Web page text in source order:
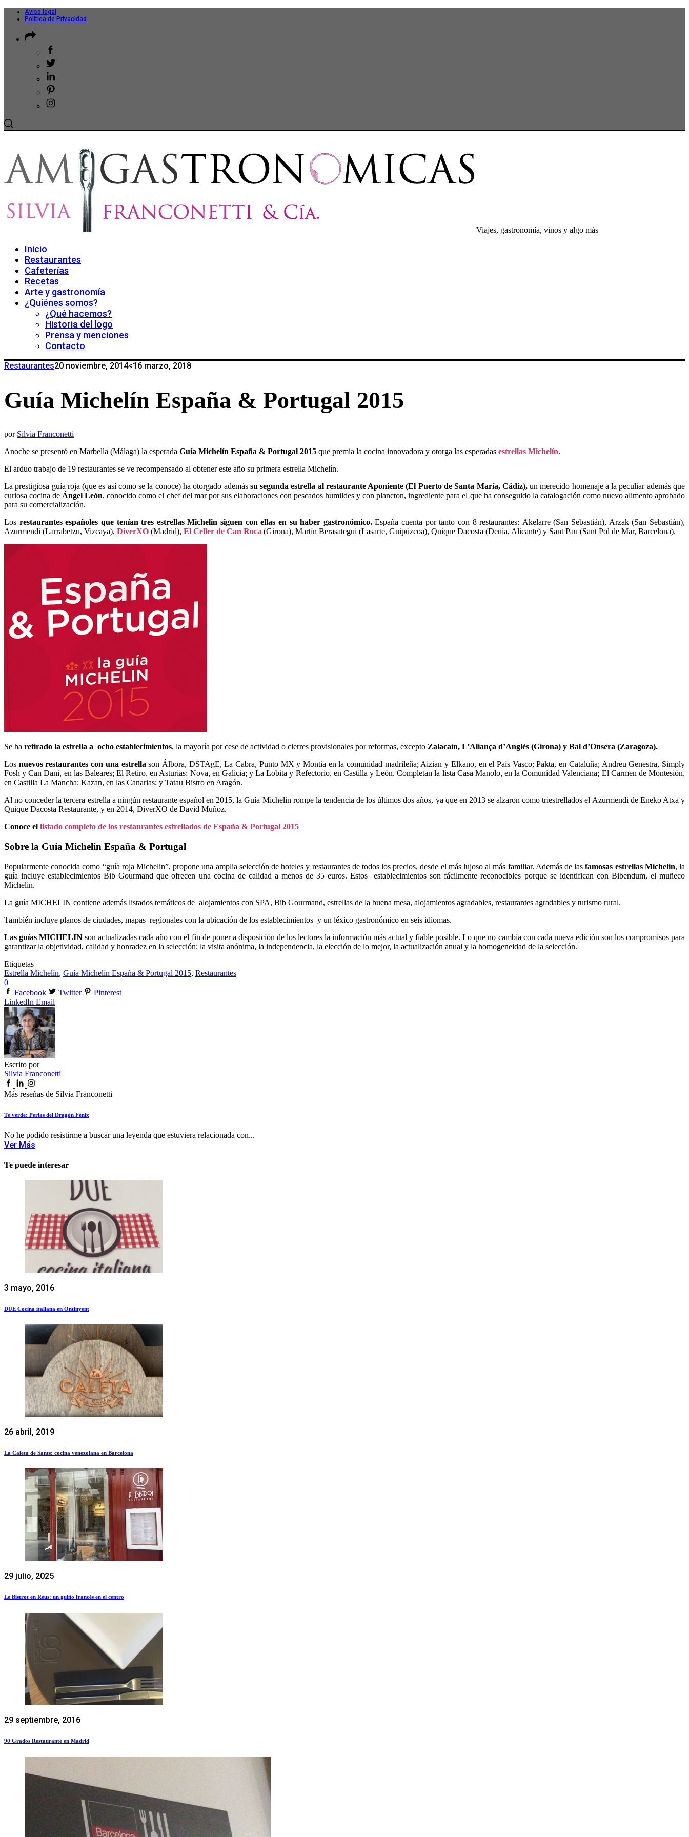
Aviso legal
Política de Privacidad
Viajes, gastronomía, vinos y algo más
Inicio
Restaurantes
Cafeterías
Recetas
Arte y gastronomía
¿Quiénes somos?
¿Qué hacemos?
Historia del logo
Prensa y menciones
Contacto
Restaurantes20 noviembre, 2014<16 marzo, 2018
Guía Michelín España & Portugal 2015
por Silvia Franconetti
Anoche se presentó en Marbella (Málaga) la esperada Guía Michelín España & Portugal 2015 que premia la cocina innovadora y otorga las esperadas estrellas Michelín.
El arduo trabajo de 19 restaurantes se ve recompensado al obtener este año su primera estrella Michelín.
La prestigiosa guía roja (que es así como se la conoce) ha otorgado ademássu segunda estrella al restaurante Aponiente (El Puerto de Santa María, Cádiz),un merecido homenaje a la peculiar además que
curiosa cocina de Ángel León, conocido como el chef del mar por sus elaboraciones con pescados humildes y con plancton, ingrediente para el que ha conseguido la catalogación como nuevo alimento aprobado
para su comercialización.
Los restaurantes españoles que tenían tres estrellas Michelin siguen con ellas en su haber gastronómico.España cuenta por tanto con 8 restaurantes: Akelarre (San Sebastián), Arzak (San Sebastián),
Azurmendi (Larrabetzu, Vizcaya), DiverXO (Madrid), El Celler de Can Roca (Girona), Martín Berasategui (Lasarte, Guipúzcoa), Quique Dacosta (Denia, Alicante) y Sant Pau (Sant Pol de Mar, Barcelona).
Se ha retirado la estrella a ocho establecimientos, la mayoría por cese de actividad o cierres provisionales por reformas, excepto Zalacaín, L’Aliança d’Anglès (Girona) y Bal d’Onsera (Zaragoza).
Los nuevos restaurantes con una estrella son Álbora, DSTAgE, La Cabra, Punto MX y Montia en la comunidad madrileña; Aizian y Elkano, en el País Vasco; Pakta, en Cataluña; Andreu Genestra, Simply
Fosh y Can Dani, en las Baleares; El Retiro, en Asturias; Nova, en Galicia; y La Lobita y Refectorio, en Castilla y León. Completan la lista Casa Manolo, en la Comunidad Valenciana; El Carmen de Montesión,
en Castilla La Mancha; Kazan, en las Canarias; y Tatau Bistro en Aragón.
Al no conceder la tercera estrella a ningún restaurante español en 2015, la Guía Michelin rompe la tendencia de los últimos dos años, ya que en 2013 se alzaron como triestrellados el Azurmendi de Eneko Atxa y
Quique Dacosta Restaurante, y en 2014, DiverXO de David Muñoz.
Conoce el listado completo de los restaurantes estrellados de España & Portugal 2015
Sobre la Guía Michelín España & Portugal
Popularmente conocida como “guía roja Michelin”, propone una amplia selección de hoteles y restaurantes de todos los precios, desde el más lujoso al más familiar. Además de lasfamosas estrellas Michelin, la
guía incluye establecimientos Bib Gourmand que ofrecen una cocina de calidad a menos de 35 euros. Estos establecimientos son fácilmente reconocibles porque se identifican con Bibendum, el muñeco
Michelin.
La guía MICHELIN contiene además listados temáticos de alojamientos con SPA, Bib Gourmand, estrellas de la buena mesa, alojamientos agradables, restaurantes agradables y turismo rural.
También incluye planos de ciudades, mapas regionales con la ubicación de los establecimientos y un léxico gastronómico en seis idiomas.
Las guías MICHELIN son actualizadas cada año con el fin de poner a disposición de los lectores la información más actual y fiable posible. Lo que no cambia con cada nueva edición son los compromisos para
garantizar la objetividad, calidad y honradez en la selección: la visita anónima, la independencia, la elección de lo mejor, la actualización anual y la homogeneidad de la selección.
Etiquetas
Estrella Michelín, Guía Michelín España & Portugal 2015, Restaurantes
0
Facebook
Twitter
Pinterest
LinkedIn Email
Escrito por
Silvia Franconetti
Más reseñas de Silvia Franconetti
Té verde: Perlas del Dragón Fénix
No he podido resistirme a buscar una leyenda que estuviera relacionada con...
Ver Más
Te puede interesar
3 mayo, 2016
DUE Cocina italiana en Ontinyent
26 abril, 2019
La Caleta de Sants: cocina venezolana en Barcelona
29 julio, 2025
Le Bistrot en Reus: un guiño francés en el centro
29 septiembre, 2016
90 Grados Restaurante en Madrid